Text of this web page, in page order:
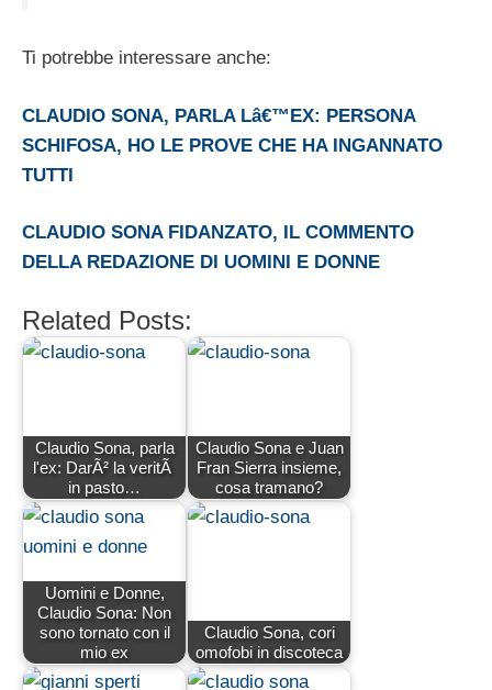
Ti potrebbe interessare anche:
CLAUDIO SONA, PARLA Lâ€™EX: PERSONA
SCHIFOSA, HO LE PROVE CHE HA INGANNATO
TUTTI
CLAUDIO SONA FIDANZATO, IL COMMENTO
DELLA REDAZIONE DI UOMINI E DONNE
Related Posts:
Claudio Sona, parla
l'ex: DarÃ² la veritÃ
in pasto…
Claudio Sona e Juan
Fran Sierra insieme,
cosa tramano?
Uomini e Donne,
Claudio Sona: Non
sono tornato con il
mio ex
Claudio Sona, cori
omofobi in discoteca